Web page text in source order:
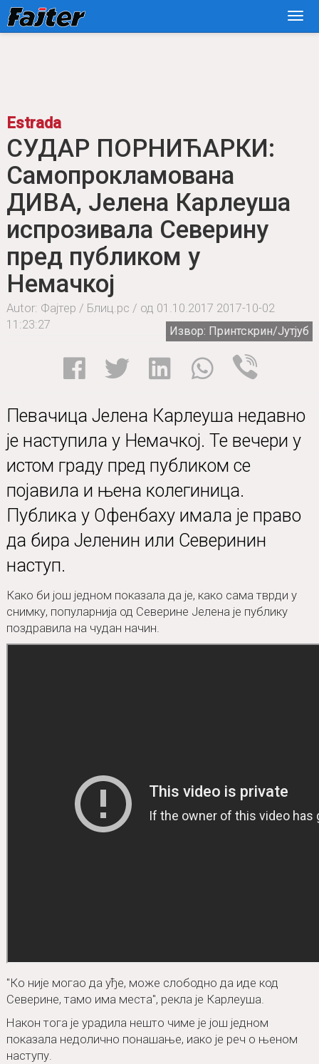
Estrada
СУДАР ПОРНИЋАРКИ:
Самопрокламована
ДИВА, Јелена Карлеуша
испрозивала Северину
пред публиком у
Немачкој
Autor: Фајтер / Блиц.рс / од 01.10.2017 2017-10-02
11:23:27
Извор: Принтскрин/Јутјуб
Певачица Јелена Карлеуша недавно
је наступила у Немачкој. Те вечери у
истом граду пред публиком се
појавила и њена колегиница.
Публика у Офенбаху имала је право
да бира Јеленин или Северинин
наступ.
Како би још једном показала да је, како сама тврди у
снимку, популарнија од Северине Јелена је публику
поздравила на чудан начин.
"Ко није могао да уђе, може слободно да иде код
Северине, тамо има места", рекла је Карлеуша.
Након тога је урадила нешто чиме је још једном
показала недолично понашање, иако је реч о њеном
наступу.